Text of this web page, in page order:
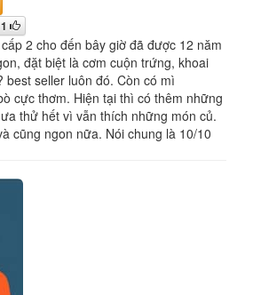
1
2 cho đến bây giờ đã được 12 năm
đặt biệt là cơm cuộn trứng, khoai
best seller luôn đó. Còn có mì
cực thơm. Hiện tại thì có thêm những
thử hết vì vẫn thích những món củ.
cũng ngon nữa. Nói chung là 10/10